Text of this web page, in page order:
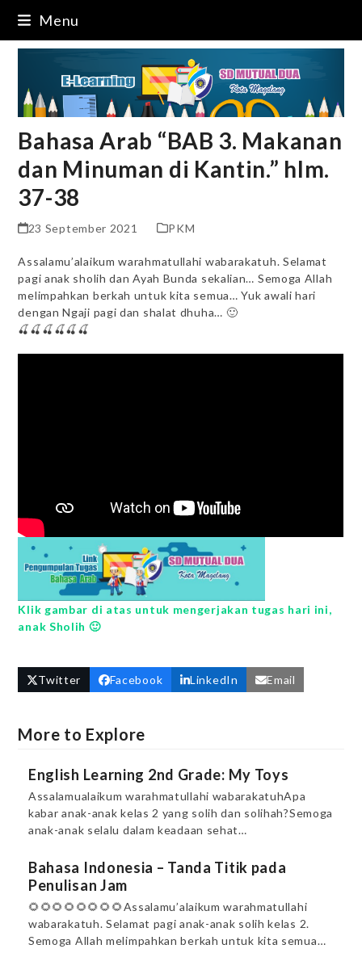
content
Menu
Bahasa Arab “BAB 3. Makanan
dan Minuman di Kantin.” hlm.
37-38
23 September 2021 PKM
Assalamu’alaikum warahmatullahi wabarakatuh. Selamat
pagi anak sholih dan Ayah Bunda sekalian… Semoga Allah
melimpahkan berkah untuk kita semua… Yuk awali hari
dengan Ngaji pagi dan shalat dhuha… 🙂
🍒🍒🍒🍒🍒🍒
Klik gambar di atas untuk mengerjakan tugas hari ini,
anak Sholih 🙂
Twitter Facebook LinkedIn Email
More to Explore
English Learning 2nd Grade: My Toys
Assalamualaikum warahmatullahi wabarakatuhApa
kabar anak-anak kelas 2 yang solih dan solihah?Semoga
anak-anak selalu dalam keadaan sehat…
Bahasa Indonesia – Tanda Titik pada
Penulisan Jam
🌻🌻🌻🌻🌻🌻🌻🌻Assalamu’alaikum warahmatullahi
wabarakatuh. Selamat pagi anak-anak solih kelas 2.
Semoga Allah melimpahkan berkah untuk kita semua…